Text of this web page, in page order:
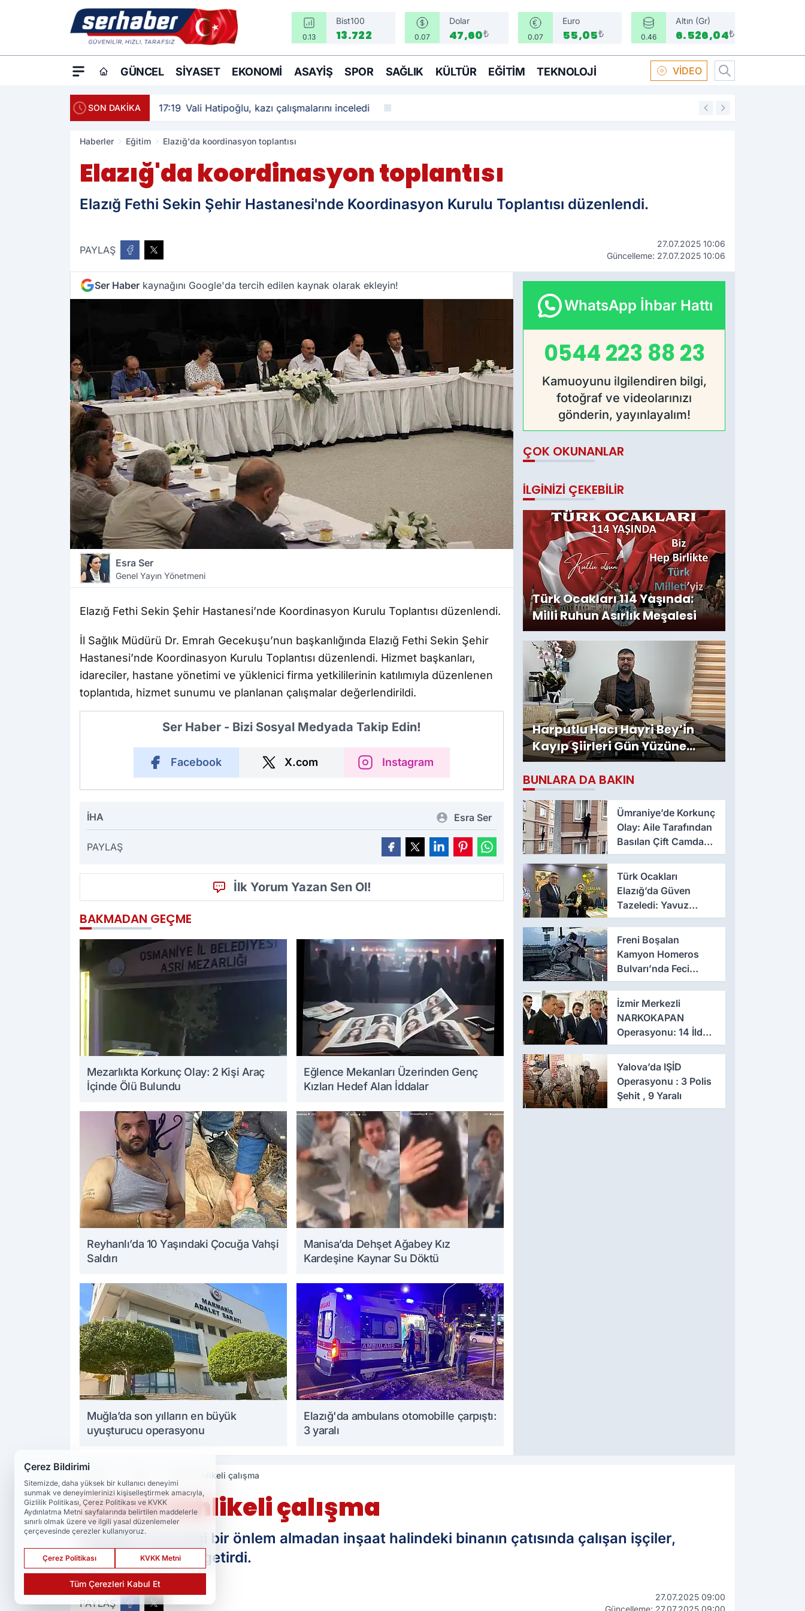
0.13
Bist100
13.722 0.07
Dolar
47,60₺ 0.07
Euro
55,05₺ 0.46
Altın (Gr)
6.526,04₺
GÜNCEL SIYASET EKONOMI ASAYIŞ SPOR SAĞLIK KÜLTÜR EĞITIM TEKNOLOJI VİDEO
SON DAKİKA 17:19 Vali Hatipoğlu, kazı çalışmalarını inceledi 16:58
Haberler Eğitim Elazığ'da koordinasyon toplantısı
Elazığ'da koordinasyon toplantısı
Elazığ Fethi Sekin Şehir Hastanesi'nde Koordinasyon Kurulu Toplantısı düzenlendi.
PAYLAŞ
27.07.2025 10:06
Güncelleme: 27.07.2025 10:06
Ser Haber kaynağını Google'da tercih edilen kaynak olarak ekleyin!
Esra Ser
Genel Yayın Yönetmeni
Elazığ Fethi Sekin Şehir Hastanesi’nde Koordinasyon Kurulu Toplantısı düzenlendi.
İl Sağlık Müdürü Dr. Emrah Gecekuşu’nun başkanlığında Elazığ Fethi Sekin Şehir
Hastanesi’nde Koordinasyon Kurulu Toplantısı düzenlendi. Hizmet başkanları,
idareciler, hastane yönetimi ve yüklenici firma yetkililerinin katılımıyla düzenlenen
toplantıda, hizmet sunumu ve planlanan çalışmalar değerlendirildi.
Ser Haber - Bizi Sosyal Medyada Takip Edin!
Facebook X.com Instagram
İHA Esra Ser
PAYLAŞ
İlk Yorum Yazan Sen Ol!
BAKMADAN GEÇME
Mezarlıkta Korkunç Olay: 2 Kişi Araç
İçinde Ölü Bulundu
Eğlence Mekanları Üzerinden Genç
Kızları Hedef Alan İddalar
Reyhanlı’da 10 Yaşındaki Çocuğa Vahşi
Saldırı
Manisa’da Dehşet Ağabey Kız
Kardeşine Kaynar Su Döktü
Muğla’da son yılların en büyük
uyuşturucu operasyonu
Elazığ'da ambulans otomobille çarpıştı:
3 yaralı
WhatsApp İhbar Hattı
0544 223 88 23
Kamuoyunu ilgilendiren bilgi,
fotoğraf ve videolarınızı
gönderin, yayınlayalım!
ÇOK OKUNANLAR
İLGINIZI ÇEKEBILIR
Türk Ocakları 114 Yaşında:
Milli Ruhun Asırlık Meşalesi
Harputlu Hacı Hayri Bey’in
Kayıp Şiirleri Gün Yüzüne
Çıktı
BUNLARA DA BAKIN
Ümraniye’de Korkunç
Olay: Aile Tarafından
Basılan Çift Camdan
Atladı
Türk Ocakları
Elazığ’da Güven
Tazeledi: Yavuz
Haykır Yeniden
Başkan
Freni Boşalan
Kamyon Homeros
Bulvarı’nda Feci
Kazaya Neden Oldu
İzmir Merkezli
NARKOKAPAN
Operasyonu: 14 İlde
Eş Zamanlı Baskın,
641 Gözaltı
Yalova’da IŞİD
Operasyonu : 3 Polis
Şehit , 9 Yaralı
Çatıda tehlikeli çalışma
Çatıda tehlikeli çalışma
Elazığ'da herhangi bir önlem almadan inşaat halindeki binanın çatısında çalışan işçiler,
yürekleri ağızlara getirdi.
PAYLAŞ
27.07.2025 09:00
Çerez Bildirimi
Sitemizde, daha yüksek bir kullanıcı deneyimi
sunmak ve deneyimlerinizi kişiselleştirmek amacıyla,
Gizlilik Politikası, Çerez Politikası ve KVKK
Aydınlatma Metni sayfalarında belirtilen maddelerle
sınırlı olmak üzere ve ilgili yasal düzenlemeler
çerçevesinde çerezler kullanıyoruz.
Çerez Politikası KVKK Metni
Tüm Çerezleri Kabul Et